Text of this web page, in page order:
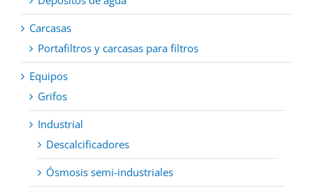
Carcasas
Portafiltros y carcasas para filtros
Equipos
Grifos
Industrial
Descalcificadores
Ósmosis semi-industriales